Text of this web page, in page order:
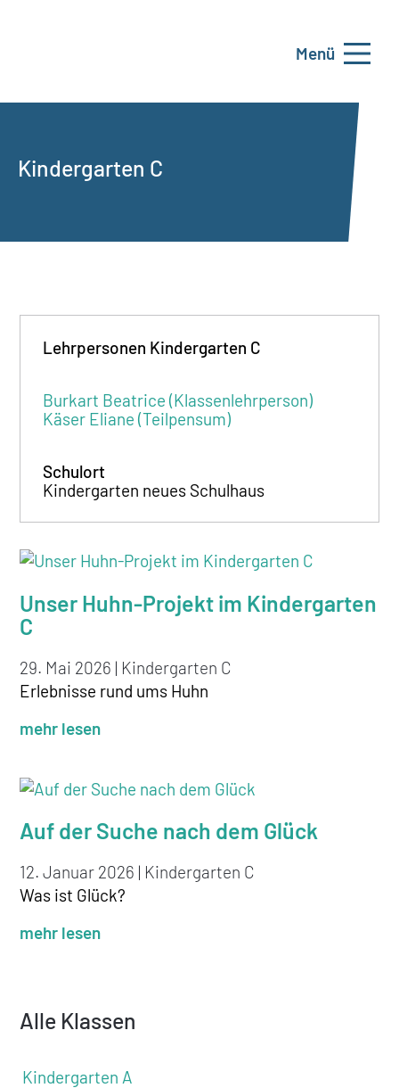
Menü
Kindergarten C
Lehrpersonen Kindergarten C
Burkart Beatrice (Klassenlehrperson)
Käser Eliane (Teilpensum)
Schulort
Kindergarten neues Schulhaus
Unser Huhn-Projekt im Kindergarten
C
29. Mai 2026 | Kindergarten C
Erlebnisse rund ums Huhn
mehr lesen
Auf der Suche nach dem Glück
12. Januar 2026 | Kindergarten C
Was ist Glück?
mehr lesen
Alle Klassen
Kindergarten A